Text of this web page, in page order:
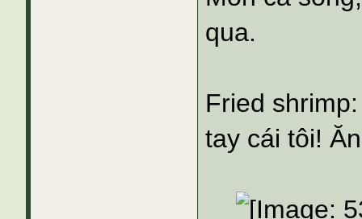
qua.
Fried
tay cái tôi!